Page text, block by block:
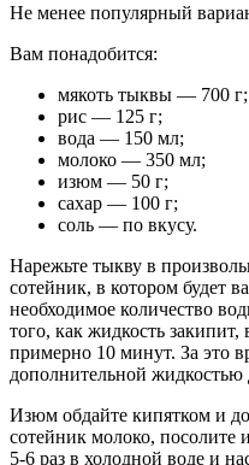
Не менее популярный
Вам понадобится:
мякоть тыквы — 700 г;
рис — 125 г;
вода — 150 мл;
молоко — 350 мл;
изюм — 50 г;
сахар — 100 г;
соль — по вкусу.
Нарежьте тыкву в
сотейник, в котором будет
необходимое количество
того, как жидкость
примерно 10 минут. За это
дополнительной жидкостью
Изюм обдайте кипятком и
сотейник молоко, посолите
5-6 раз в холодной воде и